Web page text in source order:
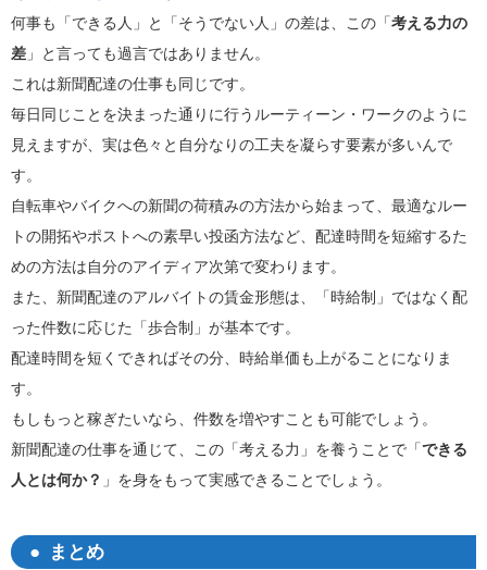
何事も「できる人」と「そうでない人」の差は、この「考える力の
差 」と言っても過言ではありません。
これは新聞配達の仕事も同じです。
毎日同じことを決まった通りに行うルーティーン・ワークのように
見えますが、実は色々と自分なりの工夫を凝らす要素が多いんで
す。
自転車やバイクへの新聞の荷積みの方法から始まって、最適なルー
トの開拓やポストへの素早い投函方法など、配達時間を短縮するた
めの方法は自分のアイディア次第で変わります。
また、新聞配達のアルバイトの賃金形態は、「時給制」ではなく配
った件数に応じた「歩合制」が基本です。
配達時間を短くできればその分、時給単価も上がることになりま
す。
もしもっと稼ぎたいなら、件数を増やすことも可能でしょう。
新聞配達の仕事を通じて、この「考える力」を養うことで「できる
人とは何か？ 」を身をもって実感できることでしょう。
まとめ